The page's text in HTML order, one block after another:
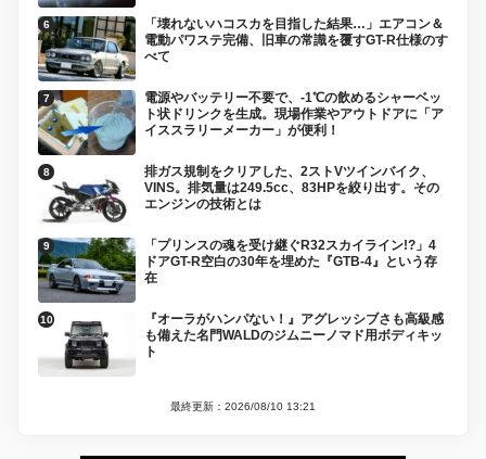
「壊れないハコスカを目指した結果…」エアコン＆
電動パワステ完備、旧車の常識を覆すGT-R仕様のす
べて
電源やバッテリー不要で、-1℃の飲めるシャーベッ
ト状ドリンクを生成。現場作業やアウトドアに「ア
イススラリーメーカー」が便利！
排ガス規制をクリアした、2ストVツインバイク、
VINS。排気量は249.5cc、83HPを絞り出す。その
エンジンの技術とは
「プリンスの魂を受け継ぐR32スカイライン!?」4
ドアGT-R空白の30年を埋めた『GTB-4』という存
在
『オーラがハンパない！』アグレッシブさも高級感
も備えた名門WALDのジムニーノマド用ボディキッ
ト
最終更新：2026/08/10 13:21